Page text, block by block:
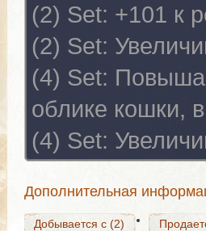
(2) Set: +101 к
(2) Set:
(4) Set:
облике кошки,
(4) Set:
Дополнительная
Добывается с (2)
Добывается с (2)
Добывается с (2)